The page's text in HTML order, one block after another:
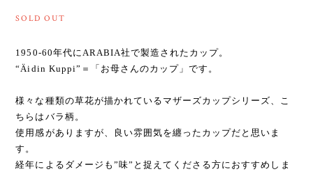
SOLD OUT
1950-60年代にARABIA社で製造されたカップ。
“Äidin Kuppi”＝「お母さんのカップ」です。
様々な種類の草花が描かれているマザーズカップシリーズ、こ
ちらはバラ柄。
使用感がありますが、良い雰囲気を纏ったカップだと思いま
す。
経年によるダメージも”味”と捉えてくださる方におすすめしま